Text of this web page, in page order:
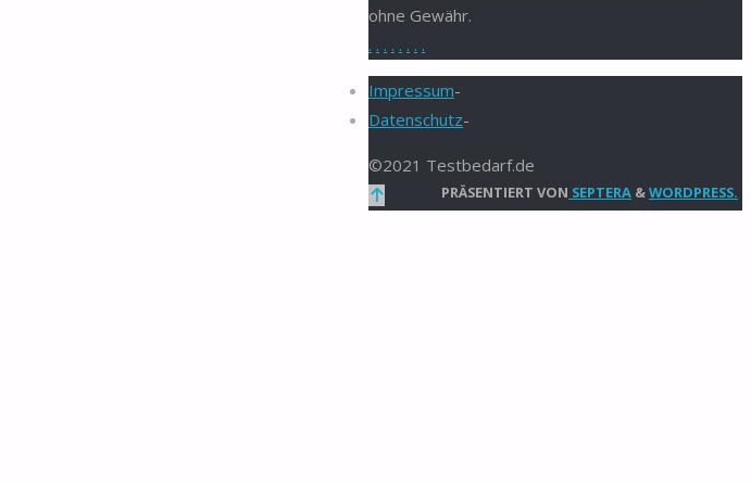
ohne Gewähr.
. . . . . . . .
Impressum-
Datenschutz-
©2021 Testbedarf.de
PRÄSENTIERT VON SEPTERA &WORDPRESS.
Zurück